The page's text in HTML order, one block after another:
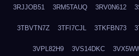
3RJJOB51 3RM5TAUQ 3RV0N612
3TBVTN7Z 3TFI7CJL 3TKFBN73
3VPL82H9 3VS14DKC